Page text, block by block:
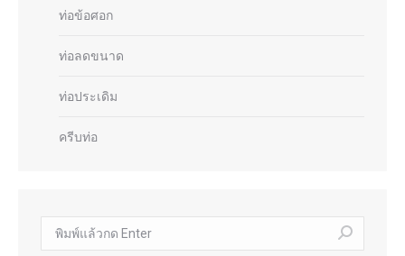
ท่อข้อศอก
ท่อลดขนาด
ท่อประเดิม
ครีบท่อ
ค้นหา: